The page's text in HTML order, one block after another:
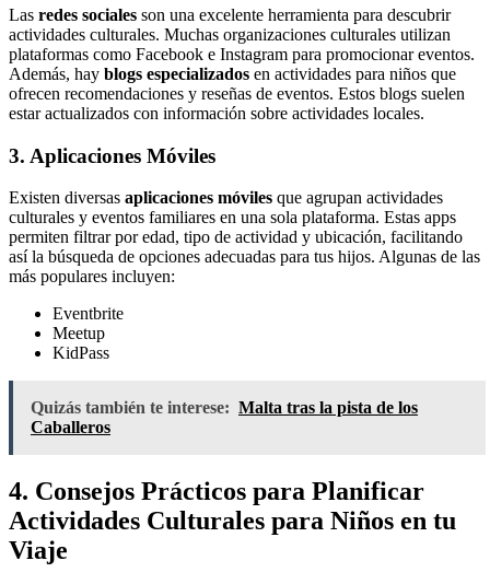
Las redes sociales son una excelente herramienta para descubrir
actividades culturales. Muchas organizaciones culturales utilizan
plataformas como Facebook e Instagram para promocionar eventos.
Además, hay blogs especializados en actividades para niños que
ofrecen recomendaciones y reseñas de eventos. Estos blogs suelen
estar actualizados con información sobre actividades locales.
3. Aplicaciones Móviles
Existen diversas aplicaciones móviles que agrupan actividades
culturales y eventos familiares en una sola plataforma. Estas apps
permiten filtrar por edad, tipo de actividad y ubicación, facilitando
así la búsqueda de opciones adecuadas para tus hijos. Algunas de las
más populares incluyen:
Eventbrite
Meetup
KidPass
Quizás también te interese: Malta tras la pista de los
Caballeros
4. Consejos Prácticos para Planificar
Actividades Culturales para Niños en tu
Viaje